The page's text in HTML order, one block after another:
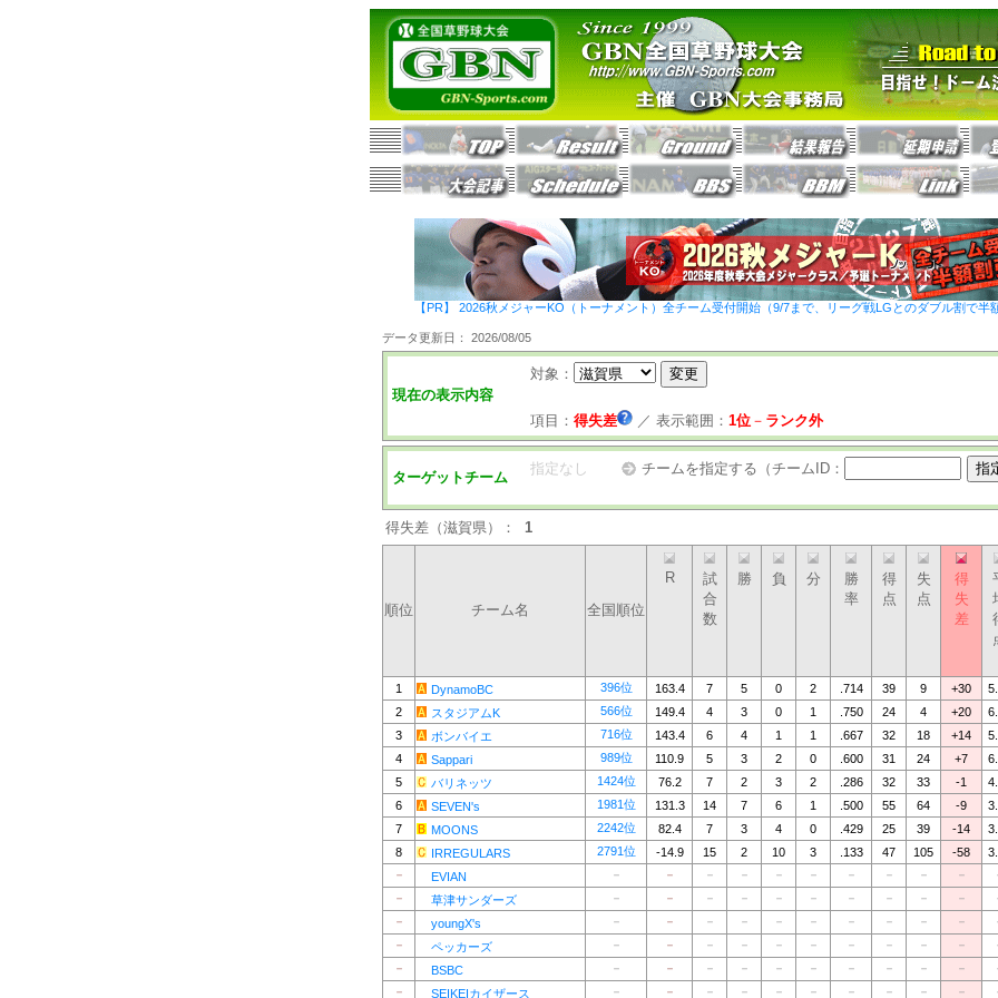
【PR】 2026秋メジャーKO（トーナメント）全チーム受付開始（9/7まで、リーグ戦LGとのダブル割で半
データ更新日： 2026/08/05
現在の表示内容
対象：
項目： 得失差 ／ 表示範囲： 1位－ ランク外
ターゲットチーム
指定なし チームを指定する（チームID：
得失差（滋賀県）： 1
順位 チーム名 全国順位
R
試
合
数
勝 負 分
勝
率
得
点
失
点
得
失
差
1 DynamoBC 396位 163.4 7 5 0 2 .714 39 9 +30
2
スタジアムK 566位 149.4 4 3 0 1 .750 24 4 +20
3
ボンバイエ 716位 143.4 6 4 1 1 .667 32 18 +14
4
Sappari 989位 110.9 5 3 2 0 .600 31 24 +7
5
バリネッツ 1424位 76.2 7 2 3 2 .286 32 33 -1
6
SEVEN's 1981位 131.3 14 7 6 1 .500 55 64 -9
7
MOONS 2242位 82.4 7 3 4 0 .429 25 39 -14
8
IRREGULARS 2791位 -14.9 15 2 10 3 .133 47 105 -58
－
EVIAN － － － － － － － － － －
－
草津サンダーズ － － － － － － － － － －
－
youngX's － － － － － － － － － －
－
ペッカーズ － － － － － － － － － －
－
BSBC － － － － － － － － － －
－
SEIKEIカイザース － － － － － － － － － －